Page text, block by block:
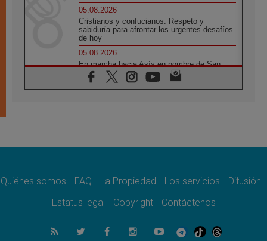
05.08.2026
Cristianos y confucianos: Respeto y
sabiduría para afrontar los urgentes desafíos
de hoy
05.08.2026
En marcha hacia Asís en nombre de San
Francisco, a la espera de León
05.08.2026
quienes bendicen la guerra
Ucrania: Ataque masivo en Kyiv durante la
05.08.2026
Colombo: "La visita del Papa a Argentina
Quiénes somos FAQ La Propiedad Los servicios
Difusión
Estatus legal
Copyright Contáctenos